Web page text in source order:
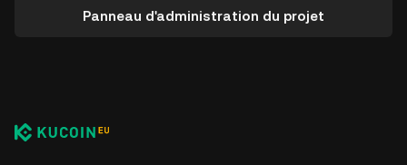
Panneau d'administration du projet